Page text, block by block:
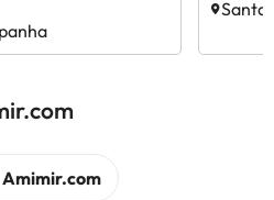
Santa
Amimir.com